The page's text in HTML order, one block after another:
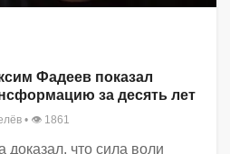
Фадеев показал
за десять лет
• 👁 1861
что сила воли